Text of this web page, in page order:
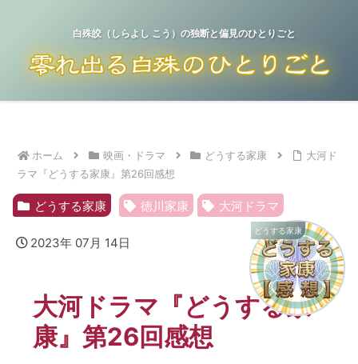
白殊皎（しらよし こう）の独断と偏見のひとりごと
ホーム 映画・ドラマ どうする家康
大河ド
ラマ『どうする家康』第26回感想
どうする家康 徳川家康 大河ドラマ
2023年 07月 14日
大河ドラマ『どうする家
康』第26回感想
どうする家康